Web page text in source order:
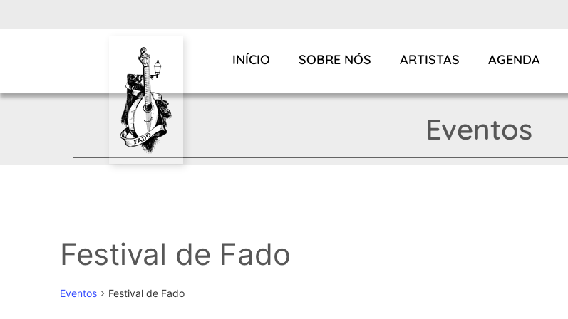
INÍCIO SOBRE NÓS ARTISTAS AGENDA
Eventos
Festival de Fado
Eventos Festival de Fado